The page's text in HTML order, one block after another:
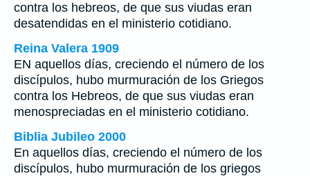
contra los hebreos, de que sus viudas eran
desatendidas en el ministerio cotidiano.
Reina Valera 1909
EN aquellos días, creciendo el número de los
discípulos, hubo murmuración de los Griegos
contra los Hebreos, de que sus viudas eran
menospreciadas en el ministerio cotidiano.
Biblia Jubileo 2000
En aquellos días, creciendo el número de los
discípulos, hubo murmuración de los griegos